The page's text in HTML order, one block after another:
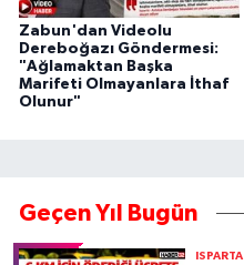
Zabun'dan Videolu
Dereboğazı Göndermesi:
"Ağlamaktan Başka
Marifeti Olmayanlara İthaf
Olunur"
Geçen Yıl Bugün
ISPARTA